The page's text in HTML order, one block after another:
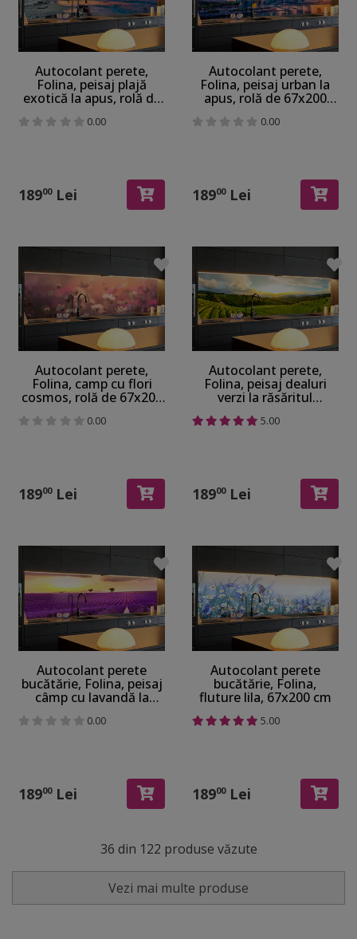
Autocolant perete,
Folina, peisaj plajă
exotică la apus, rolă de
67x200 cm, cu racletă şi
cutter incluse
0.00
18900Lei
Autocolant perete,
Folina, peisaj urban la
apus, rolă de 67x200
cm, cu racletă şi cutter
incluse
0.00
18900Lei
Autocolant perete,
Folina, camp cu flori
cosmos, rolă de 67x200
0.00
18900Lei
Autocolant perete,
Folina, peisaj dealuri
verzi la răsăritul
cm
5.00
18900Lei
Autocolant perete
bucătărie, Folina, peisaj
câmp cu lavandă la
apus, rolă de 67x200
cm, cu racletă şi cutter
0.00
18900Lei
Autocolant perete
bucătărie, Folina,
fluture lila, 67x200 cm
5.00
18900Lei
36 din 122 produse văzute
Vezi mai multe produse